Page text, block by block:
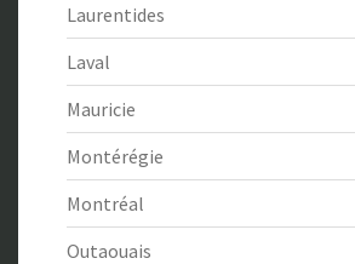
Laurentides
Laval
Mauricie
Montérégie
Montréal
Outaouais